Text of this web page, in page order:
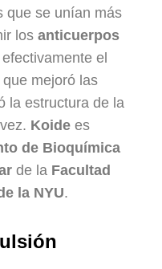
que se unían más
los anticuerpos
el
mejoró las
la estructura de la
Koide es
de Bioquímica
de la Facultad
la NYU.